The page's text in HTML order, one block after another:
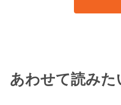
あわせて読みた